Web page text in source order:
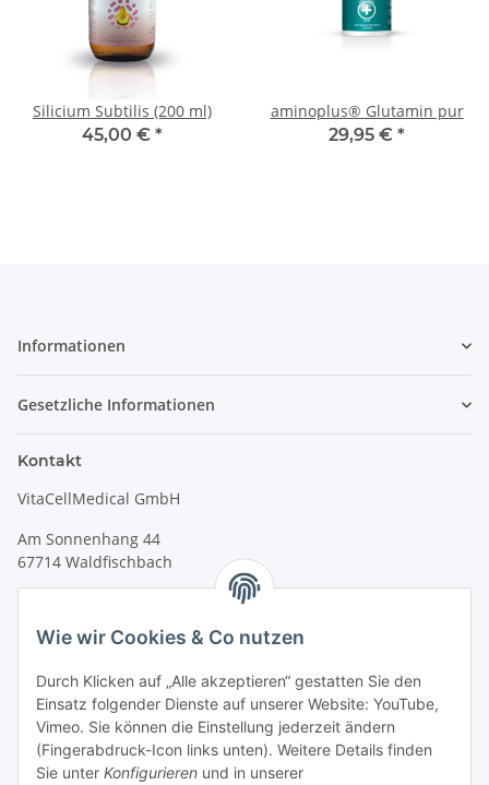
Wie wir Cookies & Co nutzen
Durch Klicken auf „Alle akzeptieren“ gestatten Sie den
Einsatz folgender Dienste auf unserer Website: YouTube,
Vimeo. Sie können die Einstellung jederzeit ändern
(Fingerabdruck-Icon links unten). Weitere Details finden
Sie unter Konfigurieren und in unserer
Silicium Subtilis (200 ml)
45,00 € *
aminoplus® Glutamin pur
29,95 € *
Informationen
Gesetzliche Informationen
Kontakt
VitaCellMedical GmbH
Am Sonnenhang 44
67714 Waldfischbach
Fax+49 6333 99090 33
info@vitacellmedical.com
Erreichbarkeit
Mo – Fr 08:00 Uhr – 17:00 Uhr